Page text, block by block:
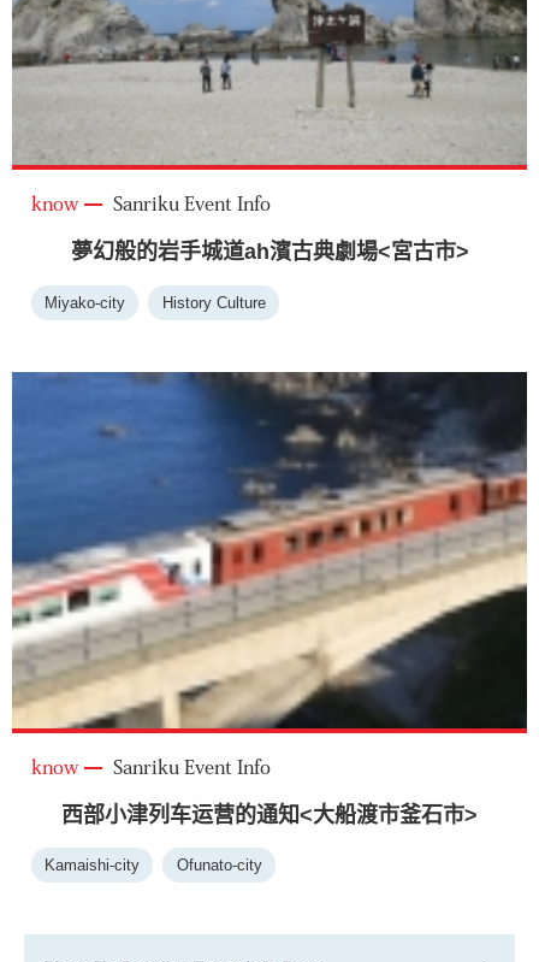
know Sanriku Event Info
夢幻般的岩手城道ah濱古典劇場<宮古市>
Miyako-city History Culture
know Sanriku Event Info
西部小津列车运营的通知<大船渡市釜石市>
Kamaishi-city Ofunato-city